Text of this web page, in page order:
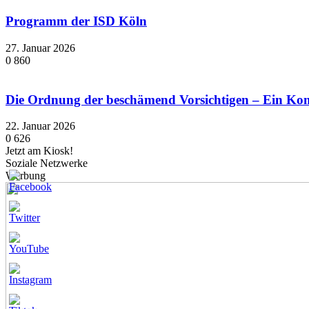
Programm der ISD Köln
27. Januar 2026
0 860
Die Ordnung der beschämend Vorsichtigen – Ein
22. Januar 2026
0 626
Jetzt am Kiosk!
Soziale Netzwerke
Werbung